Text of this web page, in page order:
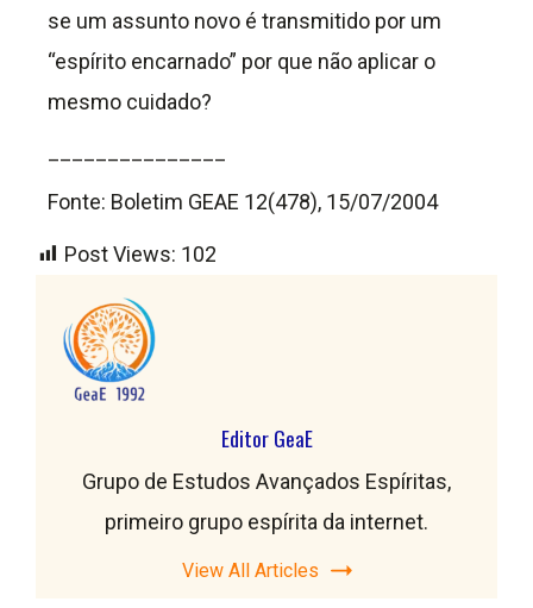
se um assunto novo é transmitido por um
“espírito encarnado” por que não aplicar o
mesmo cuidado?
Fonte: Boletim GEAE 12(478), 15/07/2004
Post Views: 102
Editor GeaE
Grupo de Estudos Avançados Espíritas,
primeiro grupo espírita da internet.
View All Articles